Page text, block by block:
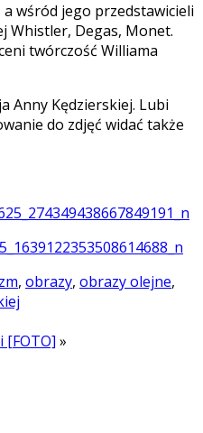
wśród jego przedstawicieli
Whistler, Degas, Monet.
twórczość Williama
Anny Kędzierskiej. Lubi
do zdjęć widać także
, obrazy, obrazy olejne,
[FOTO] »